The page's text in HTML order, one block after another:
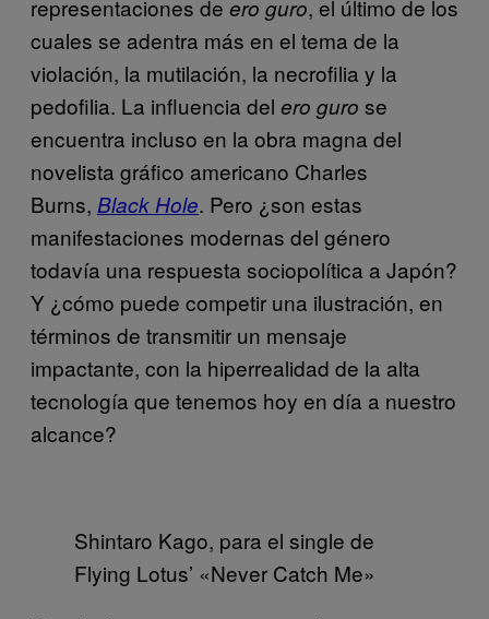
representaciones de ero guro, el último de los
cuales se adentra más en el tema de la
violación, la mutilación, la necrofilia y la
pedofilia. La influencia del ero guro se
encuentra incluso en la obra magna del
novelista gráfico americano Charles
Burns, Black Hole. Pero ¿son estas
manifestaciones modernas del género
todavía una respuesta sociopolítica a Japón?
Y ¿cómo puede competir una ilustración, en
términos de transmitir un mensaje
impactante, con la hiperrealidad de la alta
tecnología que tenemos hoy en día a nuestro
alcance?
Shintaro Kago, para el single de
Flying Lotus’ «Never Catch Me»